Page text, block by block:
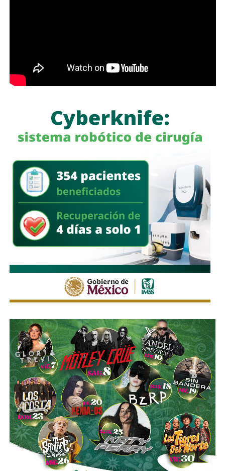
durante periodos relacionados con procesos familiares y
la transferencia de bienes a familiares o personas de
confianza que actúan como titulares aparentes.
Con esta iniciativa se busca establecer que comete el
delito de incumplimiento de las obligaciones de
asistencia familiar quien se coloque intencionalmente en
estado de insolvencia con el propósito de eludir el
cumplimiento de las obligaciones alimentarias
establecidas por la ley.
La legislación establecerá que, salvo prueba en contrario,
se presumirá dicha intención cuando el deudor, sin causa
goce de sueldo, cuando este constituya su único o
principal medio para obtener ingresos.
Asimismo, se establecen sanciones para quienes, durante
un proceso judicial o existiendo una resolución firme,
enajenen intencionalmente de manera parcial o total sus
bienes con la finalidad de eludir obligaciones alimentarias.
De igual manera, se sancionará a quienes, teniendo
conocimiento de la existencia de una obligación
alimentaria o de un proceso judicial en curso, ayuden al
deudor a ocultar bienes, acepten figurar como titulares
aparentes de estos o realicen actos jurídicos simulados